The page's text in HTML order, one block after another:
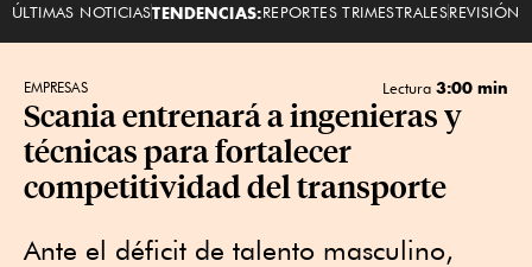
ÚLTIMAS NOTICIASTENDENCIAS:REPORTES TRIMESTRALESREVISIÓN
EMPRESAS Lectura 3:00 min
Scania entrenará a ingenieras y
técnicas para fortalecer
competitividad del transporte
Ante el déficit de talento masculino,